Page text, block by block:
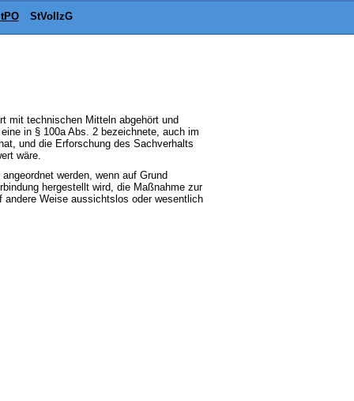
StVollzG
mit technischen Mitteln abgehört und
in § 100a Abs. 2 bezeichnete, auch im
und die Erforschung des Sachverhalts
wäre.
werden, wenn auf Grund
hergestellt wird, die Maßnahme zur
Weise aussichtslos oder wesentlich